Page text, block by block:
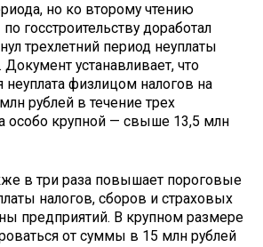
но ко второму чтению
госстроительству доработал
трехлетний период неуплаты
устанавливает, что
неуплата физлицом налогов на
рублей в течение трех
особо крупной — свыше 13,5 млн
в три раза повышает пороговые
налогов, сборов и страховых
предприятий. В крупном размере
от суммы в 15 млн рублей